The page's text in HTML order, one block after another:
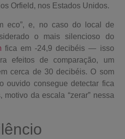
Orfield, nos Estados Unidos.
eco”, e, no caso do local de
o mais silencioso do
fica em -24,9 decibéis — isso
efeitos de comparação, um
cerca de 30 decibéis. O som
ouvido consegue detectar fica
da escala “zerar” nessa